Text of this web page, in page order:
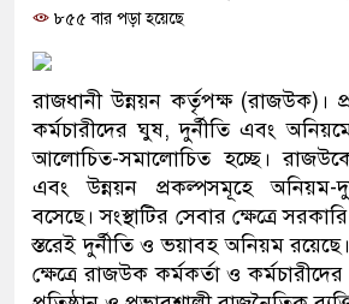
৮৫৫ বার পড়া হয়েছে
রাজধানী উন্নয়ন কর্তৃপক্ষ (রাজউক)।
কর্মচারীদের ঘুষ, দুর্নীতি এবং
আলোচিত-সমালোচিত হচ্ছে।
এবং উন্নয়ন প্রকল্পসমূহে অনিয়ম-
বসেছে। সংস্থাটির সেবার ক্ষেত্রে
স্তরেই দুর্নীতি ও ভয়াবহ অনিয়ম
ক্ষেত্রে রাজউক কর্মকর্তা ও